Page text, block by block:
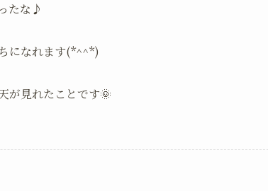
たな♪
になれます(*^^*)
が見れたことです🌞